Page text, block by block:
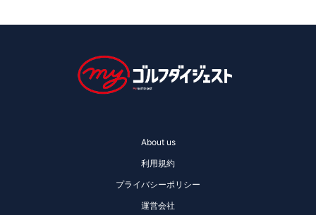
About us
利用規約
プライバシーポリシー
運営会社